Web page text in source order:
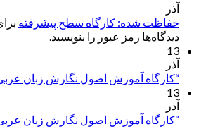
آذر
حفاظت شده: کارگاه سطح پیشرفته
دیدگاه‌ها رمز عبور را بنویسید.
13
آذر
“کارگاه آموزش اصول نگارش زبان
13
آذر
“کارگاه آموزش اصول نگارش زبان